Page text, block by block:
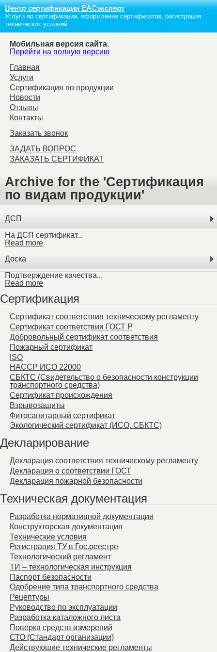
Центр сертификации ЕАСэксперт
Услуги по сертификации, оформление сертификатов, регистрация
технических условий
Мобильная версия сайта.
Перейти на полную версию
Главная
Услуги
Сертификация по продукции
Новости
Отзывы
Контакты
Заказать звонок
ЗАДАТЬ ВОПРОС
ЗАКАЗАТЬ СЕРТИФИКАТ
Archive for the 'Сертификация
по видам продукции'
ДСП
На ДСП сертификат...
Read more
Доска
Подтверждение качества...
Read more
Сертификация
Сертификат соответствия техническому регламенту
Сертификат соответствия ГОСТ Р
Добровольный сертификат соответствия
Пожарный сертификат
ISO
HACCP ИСО 22000
СБКТС (Свидетельство о безопасности конструкции
транспортного средства)
Сертификат происхождения
Взрывозащиты
Фитосанитарный сертификат
Экологический сертификат (ИСО, СБКТС)
Декларирование
Декларация соответствия техническому регламенту
Декларация о соответствии ГОСТ
Декларация пожарной безопасности
Техническая документация
Разработка нормативной документации
Конструкторская документация
Технические условия
Регистрация ТУ в Гос.реестре
Технологический регламент
ТИ – технологическая инструкция
Паспорт безопасности
Одобрение типа транспортного средства
Рецептуры
Руководство по эксплуатации
Разработка каталожного листа
Поверка средств измерений
СТО (Стандарт организации)
Действующие технические регламенты